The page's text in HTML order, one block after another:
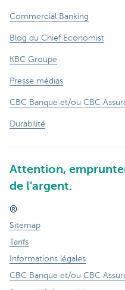
Commercial Banking
Blog du Chief Economist
KBC Groupe
Presse médias
CBC Banque et/ou CBC
Durabilité
Attention,
de l'argent.
®
Sitemap
Tarifs
Informations légales
CBC Banque et/ou CBC